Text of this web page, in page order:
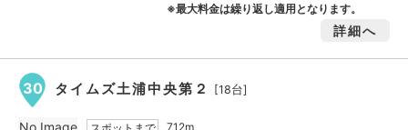
※最大料金は繰り返し適用となります。
詳細へ
30 タイムズ土浦中央第２ [18台]
712m
No Image